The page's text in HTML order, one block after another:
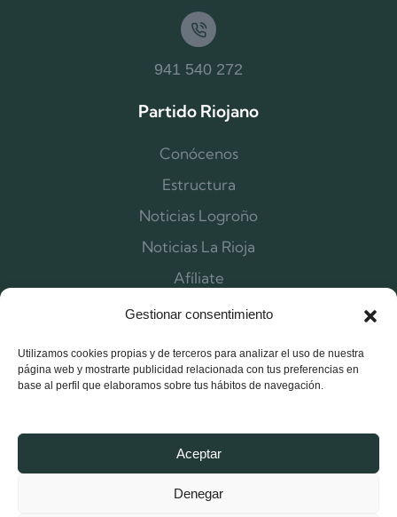
Gestionar consentimiento
Utilizamos cookies propias y de terceros para analizar el uso de nuestra
página web y mostrarte publicidad relacionada con tus preferencias en
base al perfil que elaboramos sobre tus hábitos de navegación.
Aceptar
Denegar
941 540 272
Partido Riojano
Conócenos
Estructura
Noticias Logroño
Noticias La Rioja
Afíliate
Contacta